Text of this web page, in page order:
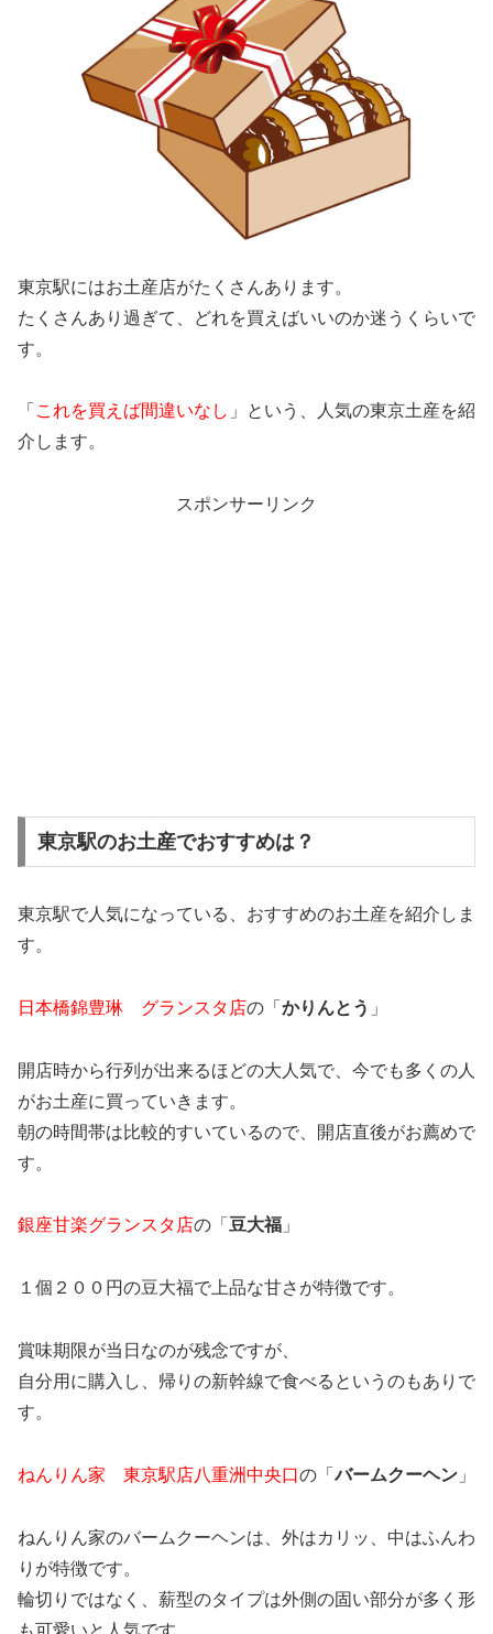
東京駅にはお土産店がたくさんあります。
たくさんあり過ぎて、どれを買えばいいのか迷うくらいで
す。
「 これを買えば間違いなし 」という、人気の東京土産を紹
介します。
スポンサーリンク
東京駅のお土産でおすすめは？
東京駅で人気になっている、おすすめのお土産を紹介しま
す。
日本橋錦豊琳 グランスタ店の「 かりんとう 」
開店時から行列が出来るほどの大人気で、今でも多くの人
がお土産に買っていきます。
朝の時間帯は比較的すいているので、開店直後がお薦めで
す。
銀座甘楽グランスタ店の「 豆大福 」
１個２００円の豆大福で上品な甘さが特徴です。
賞味期限が当日なのが残念ですが、
自分用に購入し、帰りの新幹線で食べるというのもありで
す。
ねんりん家 東京駅店八重洲中央口の「バームクーヘン 」
ねんりん家のバームクーヘンは、外はカリッ、中はふんわ
りが特徴です。
輪切りではなく、薪型のタイプは外側の固い部分が多く形
も可愛いと人気です。